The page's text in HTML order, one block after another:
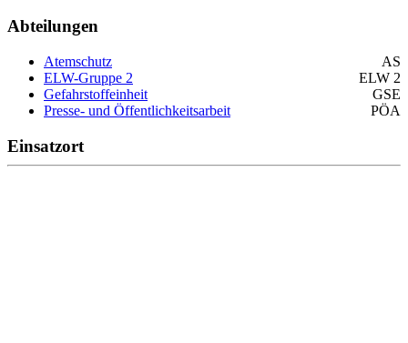
Abteilungen
Atemschutz
AS
ELW-Gruppe 2
ELW 2
Gefahrstoffeinheit
GSE
Presse- und Öffentlichkeitsarbeit
PÖA
Einsatzort